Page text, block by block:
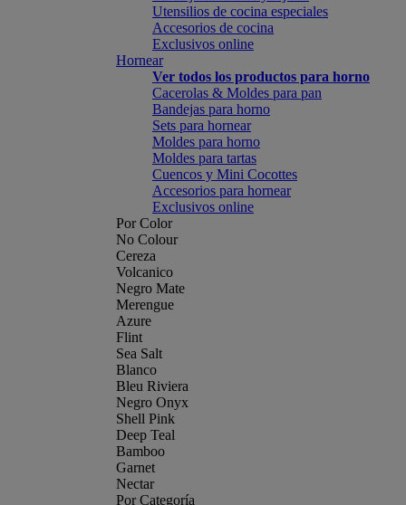
Utensilios de cocina especiales
Accesorios de cocina
Exclusivos online
Hornear
Ver todos los productos para horno
Cacerolas & Moldes para pan
Bandejas para horno
Sets para hornear
Moldes para horno
Moldes para tartas
Cuencos y Mini Cocottes
Accesorios para hornear
Exclusivos online
Por Color
No Colour
Cereza
Volcanico
Negro Mate
Merengue
Azure
Flint
Sea Salt
Blanco
Bleu Riviera
Negro Onyx
Shell Pink
Deep Teal
Bamboo
Garnet
Nectar
Por Categoría